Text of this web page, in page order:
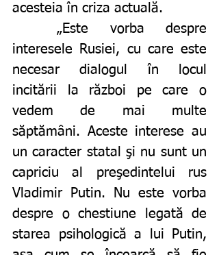
acesteia în criza actuală.
interesele Rusiei, cu care este
necesar dialogul în locul
incitării la război pe care o
vedem de mai multe
săptămâni. Aceste interese au
un caracter statal şi nu sunt un
capriciu al preşedintelui rus
Vladimir Putin. Nu este vorba
despre o chestiune legată de
starea psihologică a lui Putin,